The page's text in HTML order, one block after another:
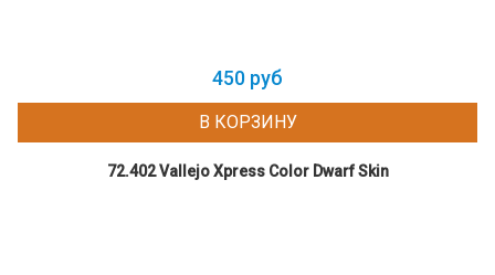
450 руб
В КОРЗИНУ
72.402 Vallejo Xpress Color Dwarf Skin